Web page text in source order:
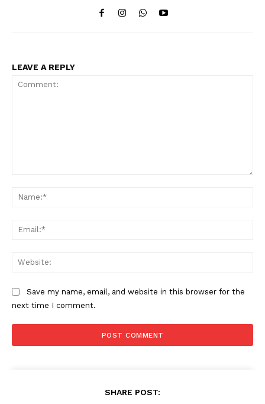
LEAVE A REPLY
Save my name, email, and website in this browser for the
next time I comment.
SHARE POST: